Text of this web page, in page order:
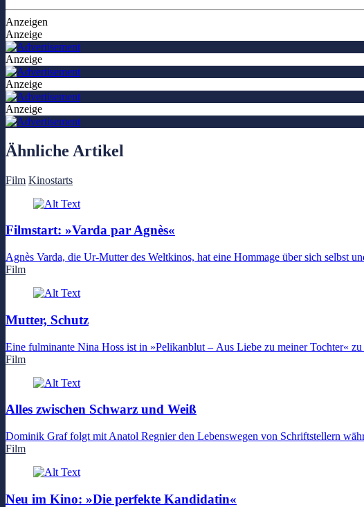
Anzeigen
Anzeige
Anzeige
Anzeige
Anzeige
Ähnliche Artikel
Film Kinostarts
Filmstart: »Varda par Agnès«
Agnès Varda, die Ur-Mutter des Weltkinos, hat eine Hommage über sich selbst
Film
Mutter, Schutz
Eine fulminante Nina Hoss ist in »Pelikanblut – Aus Liebe zu meiner Tochter« zu
Film
Alles zwischen Schwarz und Weiß
Dominik Graf folgt mit Anatol Regnier den Lebenswegen von Schriftstellern
Film
Neu im Kino: »Die perfekte Kandidatin«